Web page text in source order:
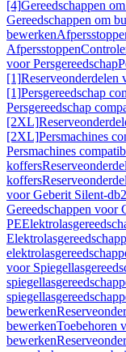
[4]Gereedschappen
Gereedschappen om
bewerken
Afpersstoppen
voor Persgereedschap
[1]Reserveonderdelen
[1]Persgereedschap
Persgereedschap
[2XL]
[2XL]Persmachines
Persmachines
koffers
koffers
voor Geberit Silent-
Gereedschappen voor
PE
voor
bewerken
bewerkenToebehoren
bewerken